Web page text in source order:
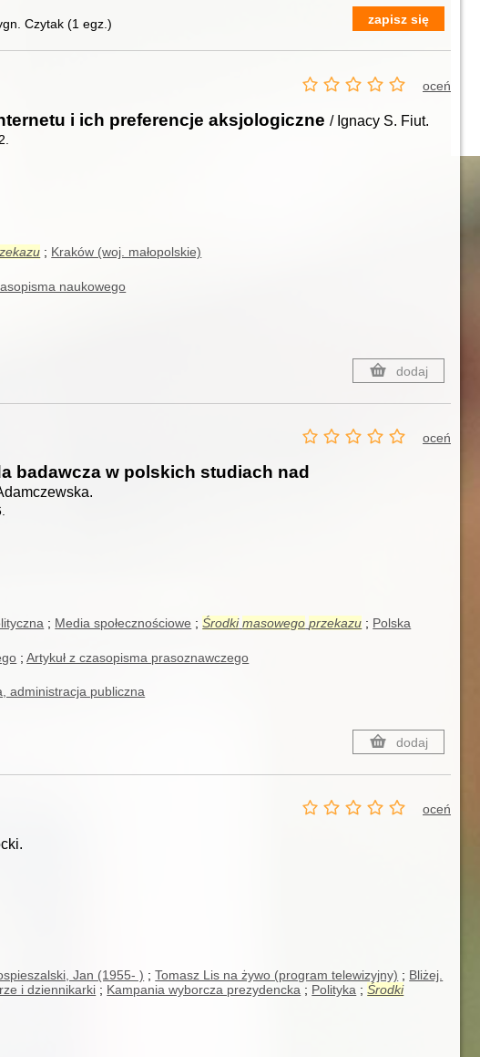
Czytak(1 egz.) zapisz się
oceń
i ich preferencje aksjologiczne / Ignacy S. Fiut.
Kraków (woj. małopolskie)
naukowego
dodaj
oceń
badawcza w polskich studiach nad
Media społecznościowe Środki masowego przekazu
Polska
Artykuł z czasopisma prasoznawczego
administracja publiczna
dodaj
oceń
Jan (1955- ) Tomasz Lis na żywo (program telewizyjny)
Bliżej.
i dziennikarki Kampania wyborcza prezydencka Polityka
Środki